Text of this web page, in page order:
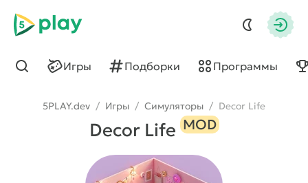
5play
Игры Подборки Программы
Найти
5PLAY.dev / Игры / Симуляторы / Decor Life
Decor Life MOD